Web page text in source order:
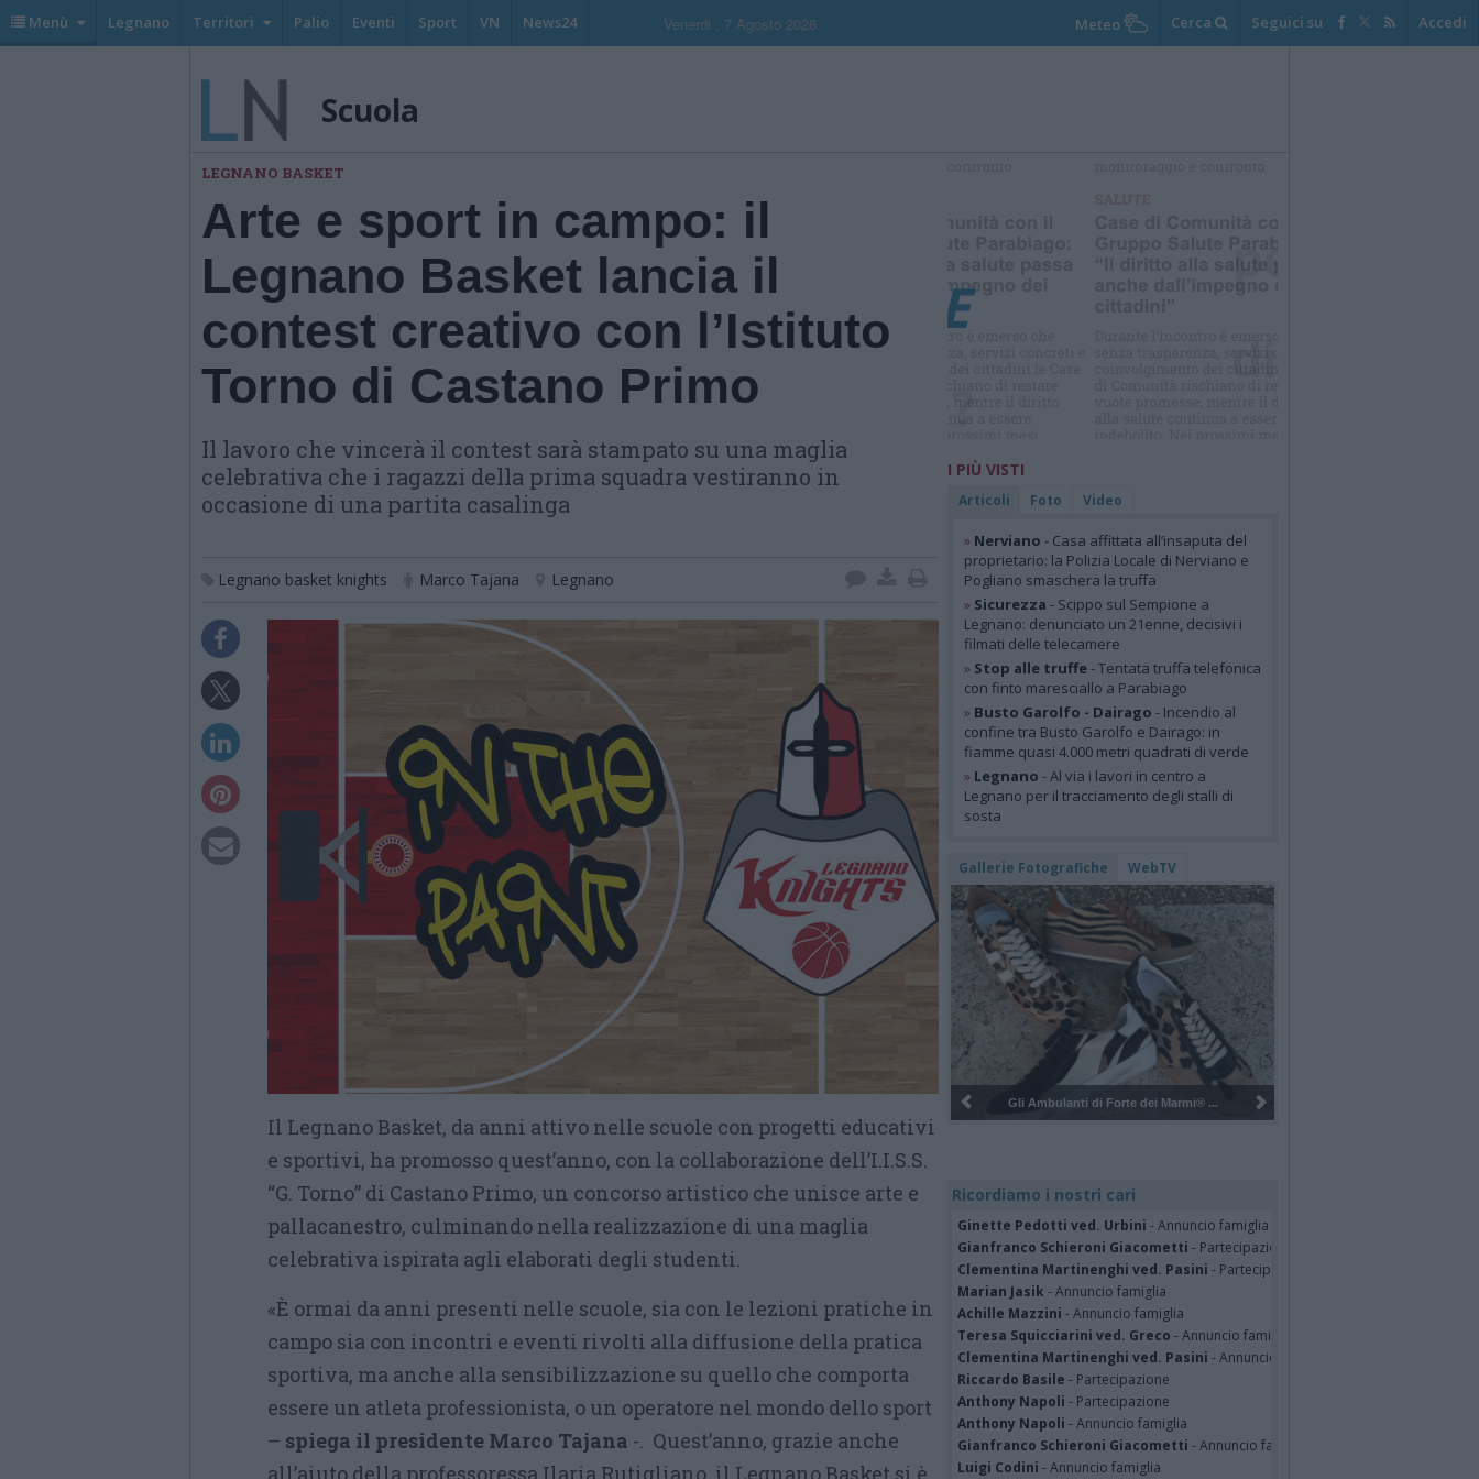
Menù Legnano Territori Palio Eventi Sport VN News24 Venerdi , 7 Agosto 2026 Meteo Cerca Seguici su Accedi
Scuola
LEGNANO BASKET
Arte e sport in campo: il
Legnano Basket lancia il
contest creativo con l’Istituto
Torno di Castano Primo
Il lavoro che vincerà il contest sarà stampato su una maglia
celebrativa che i ragazzi della prima squadra vestiranno in
occasione di una partita casalinga
Legnano basket knights Marco Tajana Legnano
Il Legnano Basket, da anni attivo nelle scuole con progetti educativi
e sportivi, ha promosso quest’anno, con la collaborazione dell’I.I.S.S.
“G. Torno” di Castano Primo, un concorso artistico che unisce arte e
pallacanestro, culminando nella realizzazione di una maglia
celebrativa ispirata agli elaborati degli studenti.
«È ormai da anni presenti nelle scuole, sia con le lezioni pratiche in
campo sia con incontri e eventi rivolti alla diffusione della pratica
sportiva, ma anche alla sensibilizzazione su quello che comporta
essere un atleta professionista, o un operatore nel mondo dello sport
– spiega il presidente Marco Tajana -. Quest’anno, grazie anche
all’aiuto della professoressa Ilaria Rutigliano, il Legnano Basket si è
I PIÙ VISTI
Articoli Foto Video
» Nerviano - Casa affittata all’insaputa del
proprietario: la Polizia Locale di Nerviano e
Pogliano smaschera la truffa
» Sicurezza - Scippo sul Sempione a
Legnano: denunciato un 21enne, decisivi i
filmati delle telecamere
» Stop alle truffe- Tentata truffa telefonica
con finto maresciallo a Parabiago
» Busto Garolfo - Dairago - Incendio al
confine tra Busto Garolfo e Dairago: in
fiamme quasi 4.000 metri quadrati di verde
» Legnano - Al via i lavori in centro a
Legnano per il tracciamento degli stalli di
sosta
Gallerie Fotografiche WebTV
Pulizia del bosco del Rugareto a ...
Ricordiamo i nostri cari
Ginette Pedotti ved. Urbini - Annuncio famiglia
Gianfranco Schieroni Giacometti - Partecipazione
Clementina Martinenghi ved. Pasini - Partecipazione
Marian Jasik - Annuncio famiglia
Achille Mazzini - Annuncio famiglia
Teresa Squicciarini ved. Greco - Annuncio famiglia
Clementina Martinenghi ved. Pasini - Annuncio famiglia
Riccardo Basile - Partecipazione
Anthony Napoli - Partecipazione
Anthony Napoli - Annuncio famiglia
Gianfranco Schieroni Giacometti - Annuncio famiglia
Luigi Codini - Annuncio famiglia